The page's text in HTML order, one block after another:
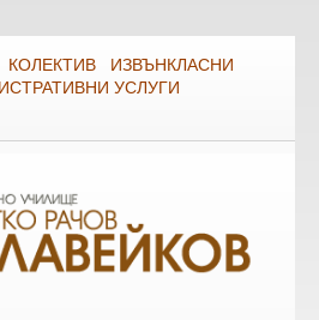
КОЛЕКТИВ
ИЗВЪНКЛАСНИ
УСЛУГИ